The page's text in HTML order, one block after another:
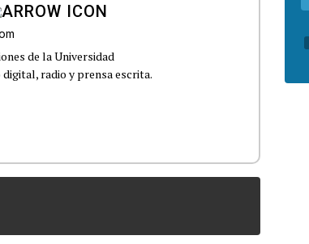
de la Universidad
radio y prensa escrita.